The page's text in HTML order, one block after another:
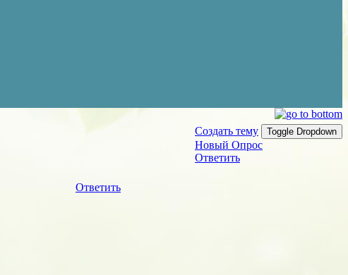
Создать тему
Toggle Dropdown
Новый Опрос
Ответить
Ответить